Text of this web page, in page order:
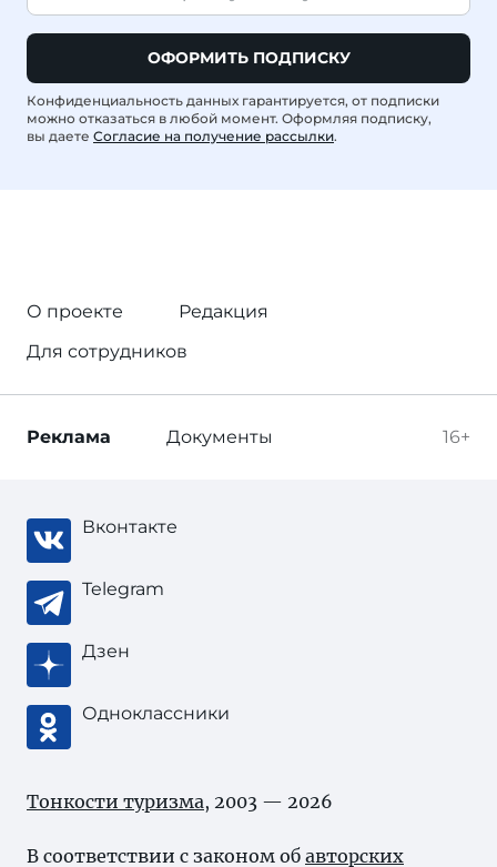
ОФОРМИТЬ ПОДПИСКУ
Конфиденциальность данных гарантируется, от подписки
можно отказаться в любой момент. Оформляя подписку,
вы даете Согласие на получение рассылки.
О проекте
Редакция
Для сотрудников
16+
Реклама Документы
Вконтакте
Telegram
Дзен
Одноклассники
Тонкости туризма, 2003 — 2026
В соответствии с законом об авторских